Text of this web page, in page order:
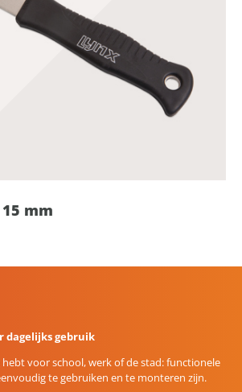
mm
dagelijks gebruik
hebt voor school, werk of de stad: functionele
te gebruiken en te monteren zijn.